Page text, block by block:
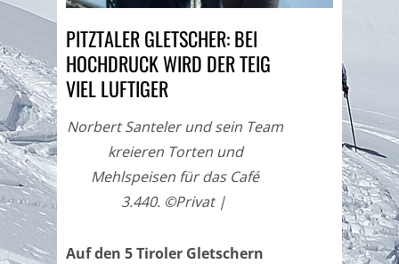
PITZTALER GLETSCHER: BEI
HOCHDRUCK WIRD DER TEIG
VIEL LUFTIGER
Norbert Santeler und sein Team
kreieren Torten und
Mehlspeisen für das Café
3.440. ©Privat |
Auf den 5 Tiroler Gletschern